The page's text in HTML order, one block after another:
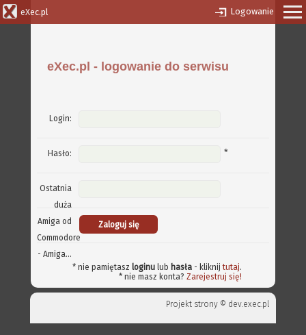
eXec.pl Logowanie
eXec.pl - logowanie do serwisu
Login:
Hasło: *
Ostatnia
duża
Amiga od
Commodore
- Amiga...
* nie pamiętasz loginu lub hasła - kliknijtutaj.
* nie masz konta? Zarejestruj się!
Projekt strony © dev.exec.pl